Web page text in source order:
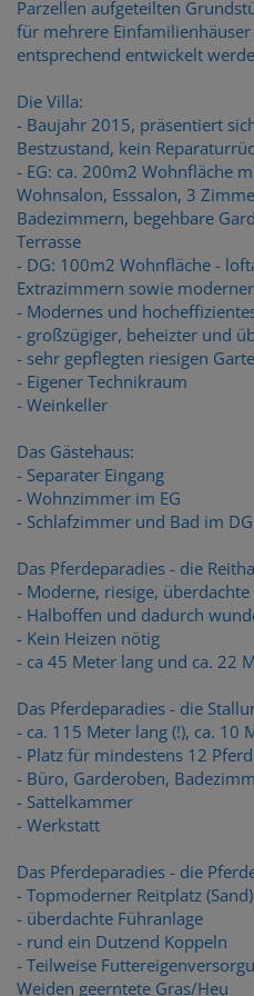
Parzellen aufgeteilten
für mehrere
entsprechend entwickelt
Die Villa:
- Baujahr 2015, präsentiert
Bestzustand, kein
- EG: ca. 200m2 Wohnfläche
Wohnsalon, Esssalon, 3
Badezimmern, begehbare
Terrasse
- DG: 100m2 Wohnfläche -
Extrazimmern sowie
- Modernes und
- großzügiger, beheizter und
- sehr gepflegten riesigen
- Eigener Technikraum
- Weinkeller
Das Gästehaus:
- Separater Eingang
- Wohnzimmer im EG
- Schlafzimmer und Bad im DG
Das Pferdeparadies - die
- Moderne, riesige,
- Halboffen und dadurch
- Kein Heizen nötig
- ca 45 Meter lang und ca. 22
Das Pferdeparadies - die
- ca. 115 Meter lang (!), ca. 10
- Platz für mindestens 12
- Büro, Garderoben,
- Sattelkammer
- Werkstatt
Das Pferdeparadies - die
- Topmoderner Reitplatz
- überdachte Führanlage
- rund ein Dutzend Koppeln
- Teilweise
Weiden geerntete Gras/Heu